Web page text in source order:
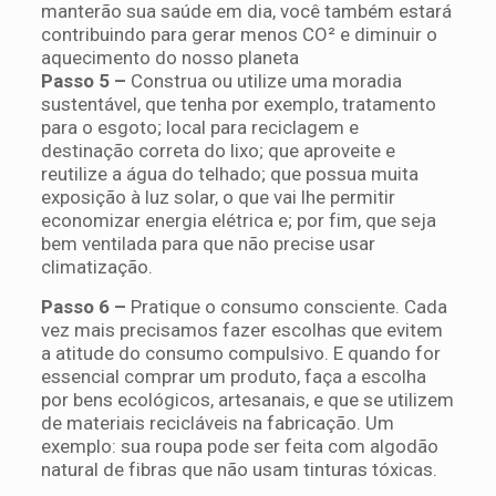
manterão sua saúde em dia, você também estará
contribuindo para gerar menos CO² e diminuir o
aquecimento do nosso planeta
Passo 5 – Construa ou utilize uma moradia
sustentável, que tenha por exemplo, tratamento
para o esgoto; local para reciclagem e
destinação correta do lixo; que aproveite e
reutilize a água do telhado; que possua muita
exposição à luz solar, o que vai lhe permitir
economizar energia elétrica e; por fim, que seja
bem ventilada para que não precise usar
climatização.
Passo 6 – Pratique o consumo consciente. Cada
vez mais precisamos fazer escolhas que evitem
a atitude do consumo compulsivo. E quando for
essencial comprar um produto, faça a escolha
por bens ecológicos, artesanais, e que se utilizem
de materiais recicláveis na fabricação. Um
exemplo: sua roupa pode ser feita com algodão
natural de fibras que não usam tinturas tóxicas.